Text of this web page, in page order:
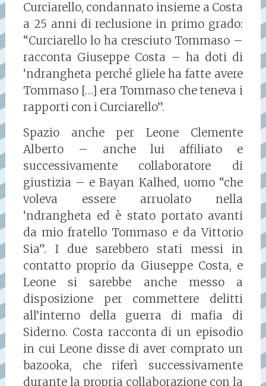
Curciarello, condannato insieme a Costa
a 25 anni di reclusione in primo grado:
“Curciarello lo ha cresciuto Tommaso –
racconta Giuseppe Costa – ha doti di
‘ndrangheta perché gliele ha fatte avere
Tommaso […] era Tommaso che teneva i
rapporti con i Curciarello”.
Spazio anche per Leone Clemente
Alberto – anche lui affiliato e
successivamente collaboratore di
giustizia – e Bayan Kalhed, uomo “che
voleva essere arruolato nella
‘ndrangheta ed è stato portato avanti
da mio fratello Tommaso e da Vittorio
Sia”. I due sarebbero stati messi in
contatto proprio da Giuseppe Costa, e
Leone si sarebbe anche messo a
disposizione per commettere delitti
all’interno della guerra di mafia di
Siderno. Costa racconta di un episodio
in cui Leone disse di aver comprato un
bazooka, che riferì successivamente
durante la propria collaborazione con la